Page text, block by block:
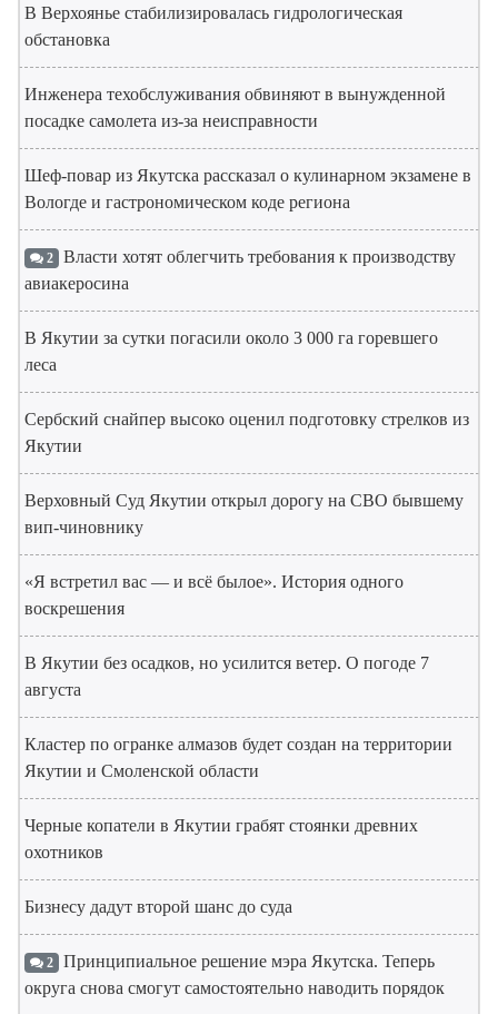
В Верхоянье стабилизировалась гидрологическая
обстановка
Инженера техобслуживания обвиняют в вынужденной
посадке самолета из-за неисправности
Шеф-повар из Якутска рассказал о кулинарном экзамене в
Вологде и гастрономическом коде региона
2 Власти хотят облегчить требования к производству
авиакеросина
В Якутии за сутки погасили около 3 000 га горевшего
леса
Сербский снайпер высоко оценил подготовку стрелков из
Якутии
Верховный Суд Якутии открыл дорогу на СВО бывшему
вип-чиновнику
«Я встретил вас — и всё былое». История одного
воскрешения
В Якутии без осадков, но усилится ветер. О погоде 7
августа
Кластер по огранке алмазов будет создан на территории
Якутии и Смоленской области
Черные копатели в Якутии грабят стоянки древних
охотников
Бизнесу дадут второй шанс до суда
2 Принципиальное решение мэра Якутска. Теперь
округа снова смогут самостоятельно наводить порядок